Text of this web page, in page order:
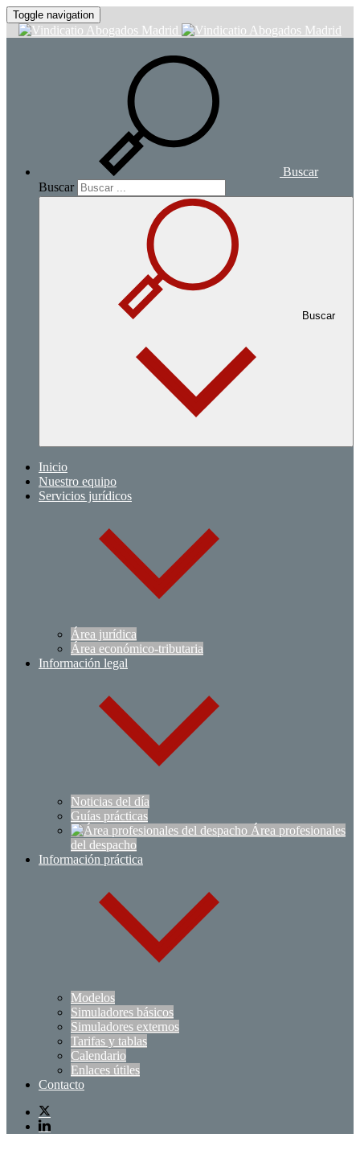
Toggle navigation
Buscar
Buscar
Buscar
Inicio
Nuestro equipo
Servicios jurídicos
Área jurídica
Área económico-tributaria
Información legal
Noticias del día
Guías prácticas
Área profesionales
del despacho
Información práctica
Modelos
Simuladores básicos
Simuladores externos
Tarifas y tablas
Calendario
Enlaces útiles
Contacto